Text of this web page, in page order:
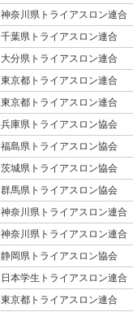
神奈川県トライアスロン連合
千葉県トライアスロン連合
大分県トライアスロン連合
東京都トライアスロン連合
東京都トライアスロン連合
兵庫県トライアスロン協会
福島県トライアスロン協会
茨城県トライアスロン協会
群馬県トライアスロン協会
神奈川県トライアスロン連合
神奈川県トライアスロン連合
静岡県トライアスロン協会
日本学生トライアスロン連合
東京都トライアスロン連合